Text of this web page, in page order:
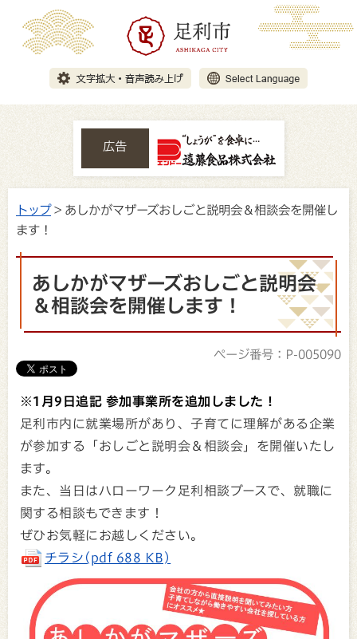
広告
トップ> あしかがマザーズおしごと説明会＆相談会を開催し
ます！
あしかがマザーズおしごと説明会
＆相談会を開催します！
ページ番号：P-005090
※1月9日追記 参加事業所を追加しました！
足利市内に就業場所があり、子育てに理解がある企業
が参加する「おしごと説明会＆相談会」を開催いたし
ます。
また、当日はハローワーク足利相談ブースで、就職に
関する相談もできます！
ぜひお気軽にお越しください。
チラシ(pdf 688 KB)